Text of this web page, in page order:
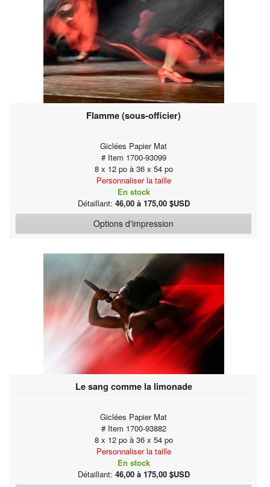
Flamme (sous-officier)
Giclées Papier Mat
# Item 1700-93099
8 x 12 po à 36 x 54 po
Personnaliser la taille
En stock
Détaillant: 46,00 à 175,00 $USD
Options d'impression
Le sang comme la limonade
Giclées Papier Mat
# Item 1700-93882
8 x 12 po à 36 x 54 po
Personnaliser la taille
En stock
Détaillant: 46,00 à 175,00 $USD